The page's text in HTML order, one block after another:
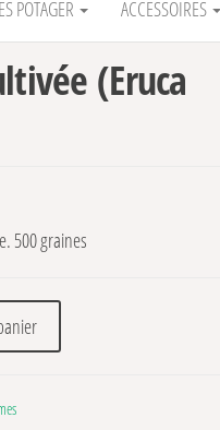
POTAGER ACCESSOIRES
(Eruca
500 graines
(Eruca Sativa)